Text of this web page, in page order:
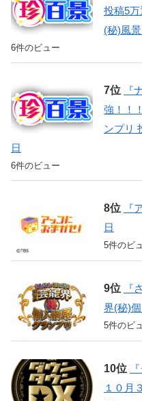
投稿5
(秘)風
6件のビュー
『
強！！
ンプリ
日
6件のビュー
『
日
5件のビ
『
界(秘)
5件のビ
１０月